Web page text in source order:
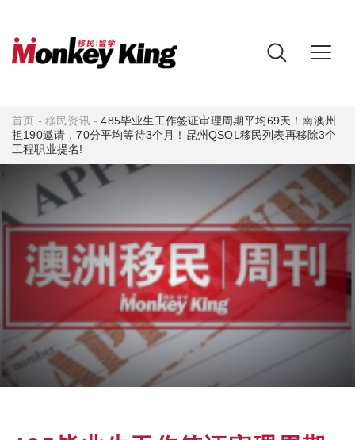
首页 -移民资讯-485毕业生工作签证审理周期平均69天！南澳州
担190邀请，70分平均等待3个月！昆州QSOL移民列表再移除3个
工程职业提名!